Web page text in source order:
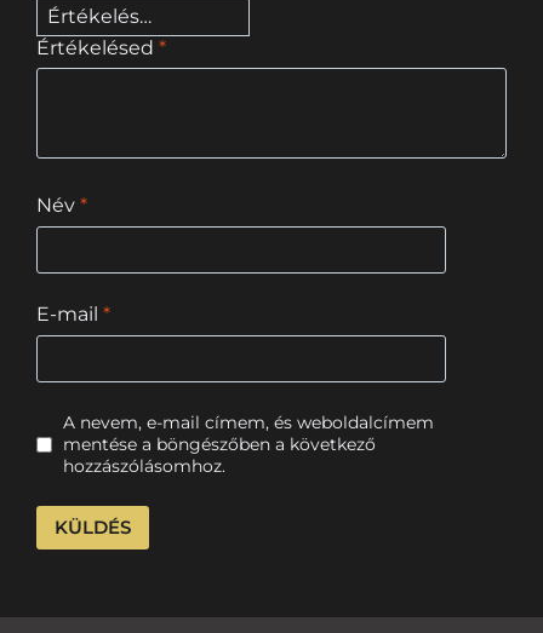
Értékelésed *
Név *
E-mail *
A nevem, e-mail címem, és weboldalcímem
mentése a böngészőben a következő
hozzászólásomhoz.